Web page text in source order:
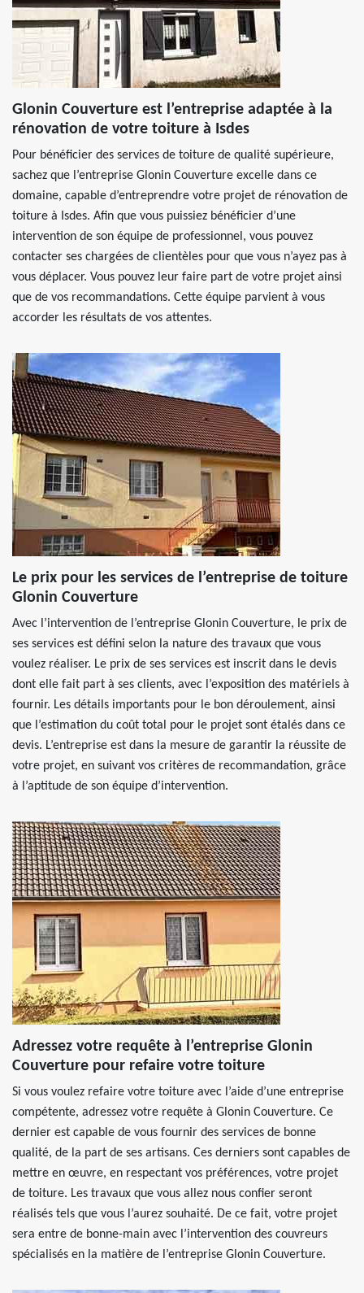
Glonin Couverture est l’entreprise adaptée à la
rénovation de votre toiture à Isdes
Pour bénéficier des services de toiture de qualité supérieure,
sachez que l’entreprise Glonin Couverture excelle dans ce
domaine, capable d’entreprendre votre projet de rénovation de
toiture à Isdes. Afin que vous puissiez bénéficier d’une
intervention de son équipe de professionnel, vous pouvez
contacter ses chargées de clientèles pour que vous n’ayez pas à
vous déplacer. Vous pouvez leur faire part de votre projet ainsi
que de vos recommandations. Cette équipe parvient à vous
accorder les résultats de vos attentes.
Le prix pour les services de l’entreprise de toiture
Glonin Couverture
Avec l’intervention de l’entreprise Glonin Couverture, le prix de
ses services est défini selon la nature des travaux que vous
voulez réaliser. Le prix de ses services est inscrit dans le devis
dont elle fait part à ses clients, avec l’exposition des matériels à
fournir. Les détails importants pour le bon déroulement, ainsi
que l’estimation du coût total pour le projet sont étalés dans ce
devis. L’entreprise est dans la mesure de garantir la réussite de
votre projet, en suivant vos critères de recommandation, grâce
à l’aptitude de son équipe d’intervention.
Adressez votre requête à l’entreprise Glonin
Couverture pour refaire votre toiture
Si vous voulez refaire votre toiture avec l’aide d’une entreprise
compétente, adressez votre requête à Glonin Couverture. Ce
dernier est capable de vous fournir des services de bonne
qualité, de la part de ses artisans. Ces derniers sont capables de
mettre en œuvre, en respectant vos préférences, votre projet
de toiture. Les travaux que vous allez nous confier seront
réalisés tels que vous l’aurez souhaité. De ce fait, votre projet
sera entre de bonne-main avec l’intervention des couvreurs
spécialisés en la matière de l’entreprise Glonin Couverture.